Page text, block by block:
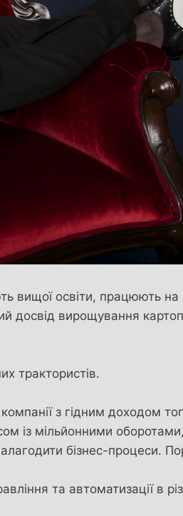
вищої освіти, працюють на
досвід вирощування
трактористів.
з гідним доходом
із мільйонними
бізнес-процеси.
та автоматизації в